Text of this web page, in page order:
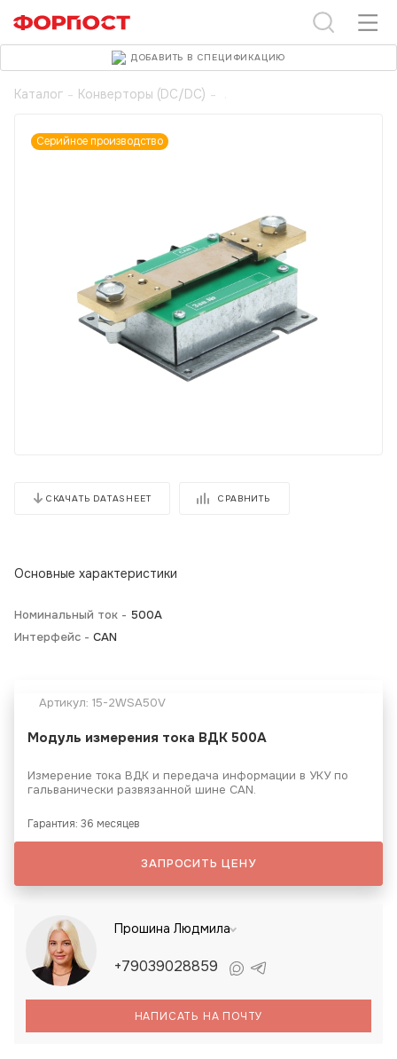
Каталог - Конверторы (DC/DC) -
Серийное производство
СКАЧАТЬ DATASHEET СРАВНИТЬ
Основные характеристики
Номинальный ток - 500А
Интерфейс - CAN
Артикул: 15-2WSA50V
Модуль измерения тока ВДК 500А
Измерение тока ВДК и передача информации в УКУ по
гальванически развязанной шине CAN.
Гарантия: 36 месяцев
ДОБАВИТЬ В СПЕЦИФИКАЦИЮ
ЗАПРОСИТЬ ЦЕНУ
Прошина Людмила
+79039028859
НАПИСАТЬ НА ПОЧТУ